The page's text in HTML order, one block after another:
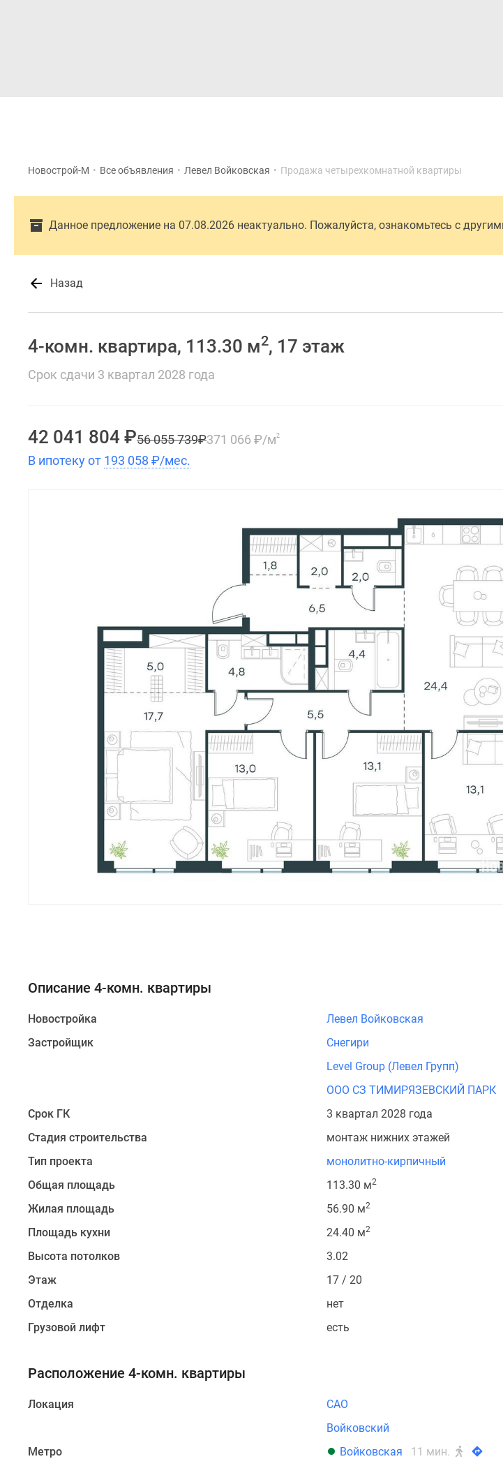
Новострой-М • Все объявления • Левел Войковская • Продажа четырехкомнатной квартиры
Данное предложение на 07.08.2026 неактуально. Пожалуйста, ознакомьтесь с
Назад
4-комн. квартира, 113.30 м2, 17 этаж
Срок сдачи 3 квартал 2028 года
42 041 804 ₽56 055 739₽371 066 ₽/м2
В ипотеку от 193 058 ₽/мес.
Описание 4-комн. квартиры
Новостройка
Левел Войковская
Застройщик
Снегири
Level Group (Левел Групп)
ООО СЗ ТИМИРЯЗЕВСКИЙ ПАРК
Срок ГК
3 квартал 2028 года
Стадия строительства
монтаж нижних этажей
Тип проекта
монолитно-кирпичный
Общая площадь
113.30 м2
Жилая площадь 56.90 м2
Площадь кухни 24.40 м2
Высота потолков
3.02
Этаж
17 / 20
Отделка
нет
Грузовой лифт
есть
Расположение 4-комн. квартиры
Локация
САО
Войковский
Метро
Войковская
11 мин.